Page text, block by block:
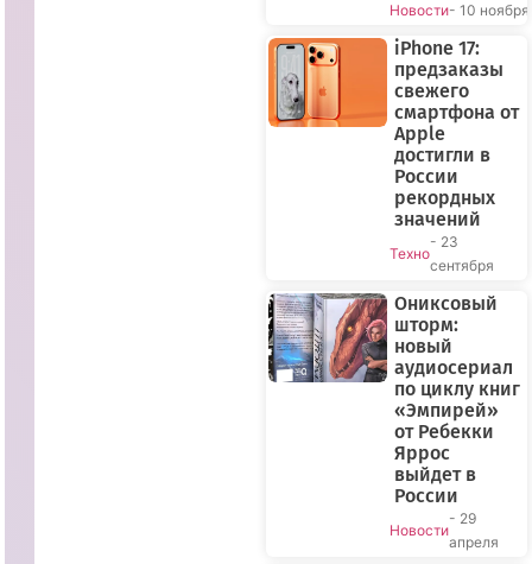
Новости- 10 ноября
iPhone 17:
предзаказы
свежего
смартфона от
Apple
достигли в
России
рекордных
значений
Техно
- 23
сентября
Ониксовый
шторм:
новый
аудиосериал
по циклу книг
«Эмпирей»
от Ребекки
Яррос
выйдет в
России
Новости
- 29
апреля